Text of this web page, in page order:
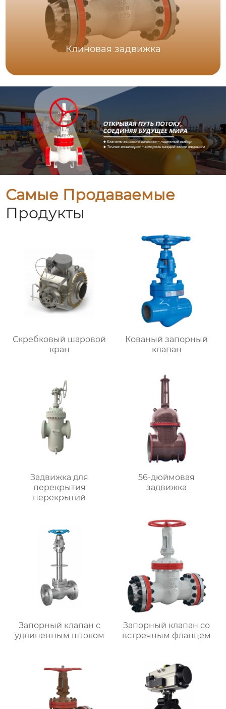
Клиновая задвижка
Самые Продаваемые
Продукты
Скребковый шаровой
кран
Кованый запорный
клапан
Задвижка для
перекрытия
перекрытий
56-дюймовая
задвижка
Запорный клапан с
удлиненным штоком
Запорный клапан со
встречным фланцем